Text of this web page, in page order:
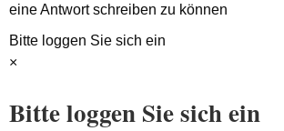
eine Antwort schreiben zu können
Bitte loggen Sie sich ein
×
Bitte loggen Sie sich ein